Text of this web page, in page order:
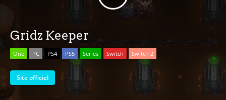
Gridz Keeper
One PC PS4 PS5 Series Switch Switch 2
Site officiel